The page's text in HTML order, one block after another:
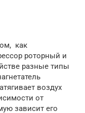
как
роторный и
разные типы
воздух
от
зависит его